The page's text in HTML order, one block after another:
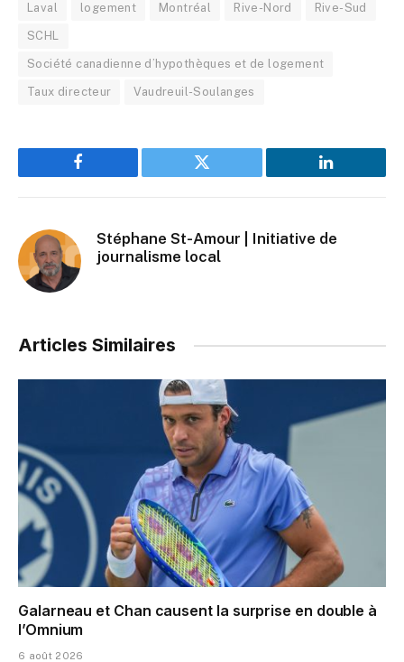
Laval logement Montréal Rive-Nord Rive-Sud
SCHL
Société canadienne d’hypothèques et de logement
Taux directeur Vaudreuil-Soulanges
Facebook Twitter LinkedIn
Stéphane St-Amour | Initiative de
journalisme local
Articles Similaires
Galarneau et Chan causent la surprise en double à
l’Omnium
6 août 2026